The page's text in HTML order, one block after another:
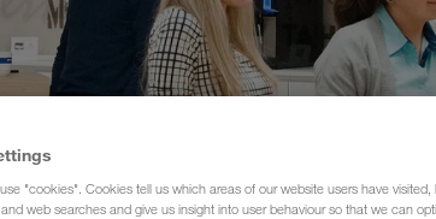
"cookies". Cookies tell us which areas of our website users have
web searches and give us insight into user behaviour so that we can